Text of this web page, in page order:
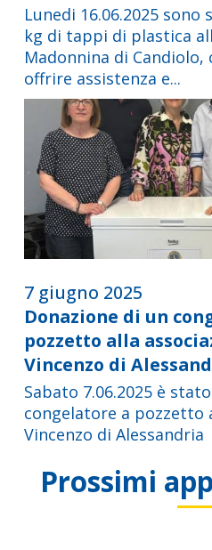
Lunedi 16.06.2025
kg di tappi di plastica
Madonnina di Candiolo,
offrire assistenza e...
7 giugno 2025
Donazione di un
pozzetto alla
Vincenzo di
Sabato 7.06.2025 è
congelatore a pozzetto
Vincenzo di Alessandria
Prossimi